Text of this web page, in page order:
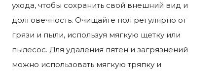
ухода, чтобы сохранить свой внешний вид и
долговечность. Очищайте пол регулярно от
грязи и пыли, используя мягкую щетку или
пылесос. Для удаления пятен и загрязнений
можно использовать мягкую тряпку и